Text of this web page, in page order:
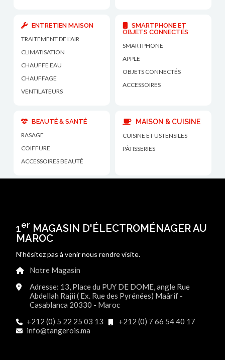
ENTRETIEN MAISON
TRAITEMENT DE L'AIR
CLIMATISATION
CHAUFFE EAU
CHAUFFAGE
VENTILATEURS
SMARTPHONE ET
OBJETS CONNECTÉS
SMARTPHONE
APPLE
OBJETS CONNECTÉS
ACCESSOIRES
BEAUTÉ & SANTÉ
RASAGE
COIFFURE
ACCESSOIRES BEAUTÉ
MAISON & CUISINE
CUISINE ET USTENSILES
PÂTISSERIES
1er MAGASIN D'ÉLECTROMÉNAGER AU
MAROC
N'hésitez pas à venir nous rendre visite.
Notre Magasin
Adresse: 13, Place du PUY DE DOME, angle Rue
Abdellah Rajii ( Ex. Rue des Pyrénées) Maârif -
Casablanca 20330 - Maroc
+212 (0) 5 22 25 03 13
+212 (0) 7 66 54 40 17
info@tangerois.ma